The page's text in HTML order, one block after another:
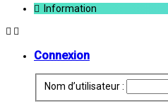
message
Information
Connexion
Nom d’utilisateur :